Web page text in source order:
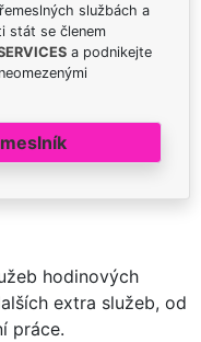
službách a
stát se členem
a podnikejte
hodinových
extra služeb, od
práce.